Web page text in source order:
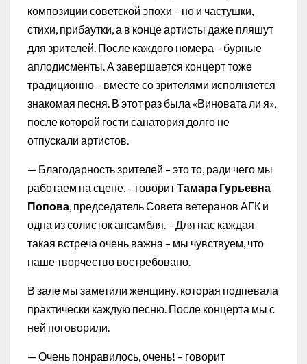
композиции советской эпохи – но и частушки,
стихи, прибаутки, а в конце артисты даже пляшут
для зрителей. После каждого номера – бурные
аплодисменты. А завершается концерт тоже
традиционно – вместе со зрителями исполняется
знакомая песня. В этот раз была «Виновата ли я»,
после которой гости санатория долго не
отпускали артистов.
— Благодарность зрителей – это то, ради чего мы
работаем на сцене, – говоритТамара Гурьевна
Попова, председатель Совета ветеранов АГК и
одна из солисток ансамбля. – Для нас каждая
такая встреча очень важна – мы чувствуем, что
наше творчество востребовано.
В зале мы заметили женщину, которая подпевала
практически каждую песню. После концерта мы с
ней поговорили.
— Очень понравилось, очень! – говорит